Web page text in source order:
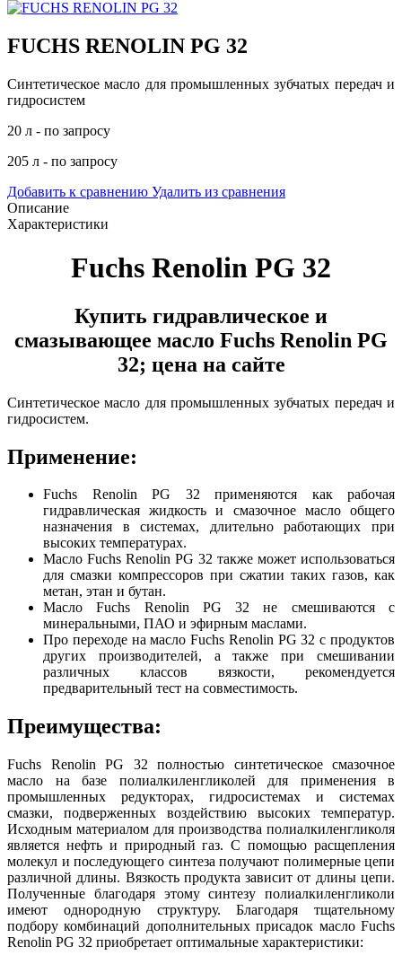
FUCHS RENOLIN PG 32
Синтетическое масло для промышленных зубчатых передач и
гидросистем
20 л - по запросу
205 л - по запросу
Добавить к сравнению Удалить из сравнения
Описание
Характеристики
Fuchs Renolin PG 32
Купить гидравлическое и
смазывающее масло Fuchs Renolin PG
32; цена на сайте
Синтетическое масло для промышленных зубчатых передач и
гидросистем.
Применение:
Fuchs Renolin PG 32 применяются как рабочая
гидравлическая жидкость и смазочное масло общего
назначения в системах, длительно работающих при
высоких температурах.
Масло Fuchs Renolin PG 32 также может использоваться
для смазки компрессоров при сжатии таких газов, как
метан, этан и бутан.
Масло Fuchs Renolin PG 32 не смешиваются с
минеральными, ПАО и эфирным маслами.
Про переходе на масло Fuchs Renolin PG 32 с продуктов
других производителей, а также при смешивании
различных классов вязкости, рекомендуется
предварительный тест на совместимость.
Преимущества:
Fuchs Renolin PG 32 полностью синтетическое смазочное
масло на базе полиалкиленгликолей для применения в
промышленных редукторах, гидросистемах и системах
смазки, подверженных воздействию высоких температур.
Исходным материалом для производства полиалкиленгликоля
является нефть и природный газ. С помощью расщепления
молекул и последующего синтеза получают полимерные цепи
различной длины. Вязкость продукта зависит от длины цепи.
Полученные благодаря этому синтезу полиалкиленгликоли
имеют однородную структуру. Благодаря тщательному
подбору комбинаций дополнительных присадок масло Fuchs
Renolin PG 32 приобретает оптимальные характеристики: